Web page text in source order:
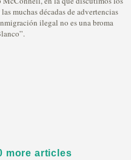
muchas décadas de advertencias
ilegal no es una broma
more articles